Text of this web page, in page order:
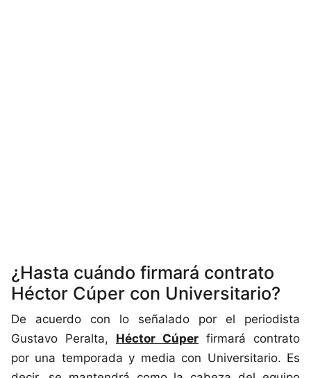
¿Hasta cuándo firmará contrato
Héctor Cúper con Universitario?
De acuerdo con lo señalado por el periodista
Gustavo Peralta, Héctor Cúper firmará contrato
por una temporada y media con Universitario. Es